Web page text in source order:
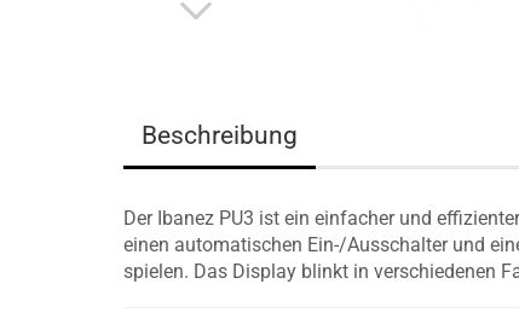
Beschreibung
Der Ibanez PU3 ist ein einfacher und
einen automatischen Ein-/Ausschalter und
spielen. Das Display blinkt in verschiedenen